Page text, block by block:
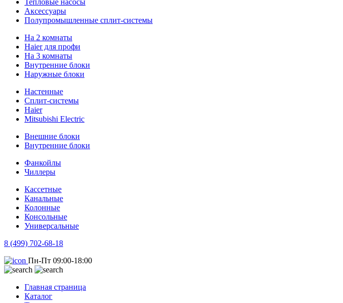
Тепловые насосы
Аксессуары
Полупромышленные сплит-системы
На 2 комнаты
Haier для профи
На 3 комнаты
Внутренние блоки
Наружные блоки
Настенные
Сплит-системы
Haier
Mitsubishi Electric
Внешние блоки
Внутренние блоки
Фанкойлы
Чиллеры
Кассетные
Канальные
Колонные
Консольные
Универсальные
8 (499) 702-68-18
Пн-Пт 09:00-18:00
Главная страница
Каталог